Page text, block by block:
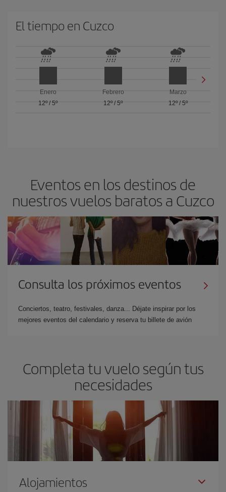
El tiempo en Cuzco
Enero
12º/5º
Febrero
12º/ 5º
Marzo
12º/ 5º
Eventos en los destinos de
nuestros vuelos baratos a Cuzco
Consulta los próximos eventos
Conciertos, teatro, festivales, danza... Déjate inspirar por los
mejores eventos del calendario y reserva tu billete de avión
Completa tu vuelo según tus
necesidades
Alojamientos